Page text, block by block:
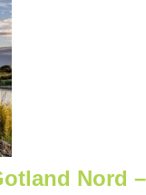
Nord –